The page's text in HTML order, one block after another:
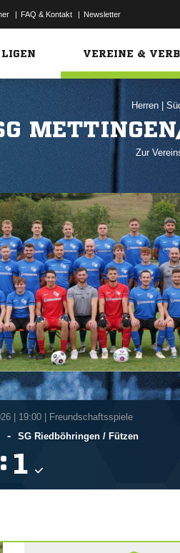
| FAQ & Kontakt | Newsletter
LIGEN VEREINE &
Herren
Zur
19:00 | Freundschaftsspiele
- SG Riedböhringen /​ Fützen
: 